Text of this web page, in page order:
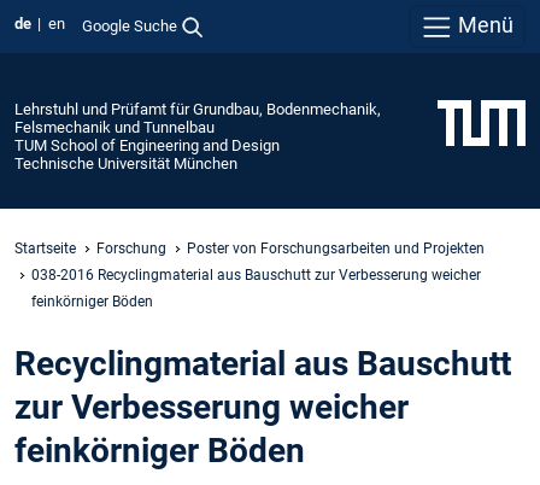
de en Google Suche Menü
Lehrstuhl und Prüfamt für Grundbau, Bodenmechanik,
Felsmechanik und Tunnelbau
TUM School of Engineering and Design
Technische Universität München
Startseite Forschung
Poster von Forschungsarbeiten und Projekten
038-2016 Recyclingmaterial aus Bauschutt zur Verbesserung weicher
feinkörniger Böden
Recyclingmaterial aus Bauschutt
zur Verbesserung weicher
feinkörniger Böden